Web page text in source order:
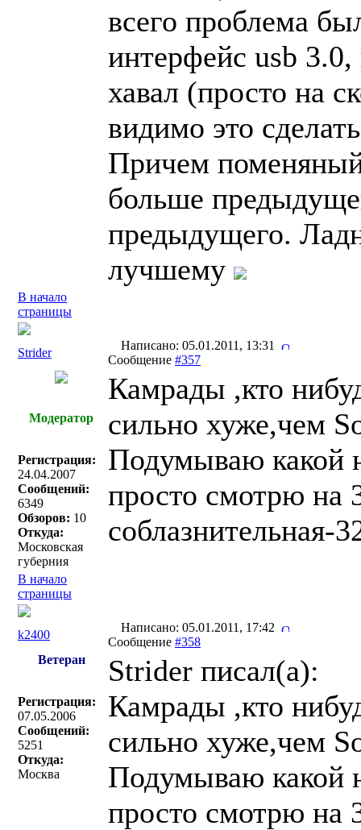
всего проблема
интерфейс usb
хавал (просто на
видимо это
Причем
больше
предыдущего.
лучшему
В начало
страницы
Strider
Написано: 05.01.2011, 13:31
Сообщение #357
Модератор
Регистрация:
24.04.2007
Сообщений:
6349
Обзоров: 10
Откуда:
Московская
губерния
Камрады ,кто
сильно хуже,чем
Подумываю какой
просто смотрю на
соблазнительная-
В начало
страницы
k2400
Написано: 05.01.2011, 17:42
Сообщение #358
Ветеран
Регистрация:
07.05.2006
Сообщений:
5251
Откуда:
Москва
Strider писал(a):
Камрады ,кто
сильно хуже,чем
Подумываю какой
просто смотрю на